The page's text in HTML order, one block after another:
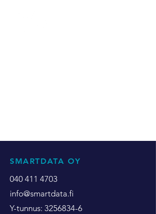
SMARTDATA OY
040 411 4703
info@smartdata.fi
Y-tunnus: 3256834-6